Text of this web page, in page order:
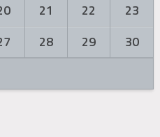
21 22
23
28 29
30